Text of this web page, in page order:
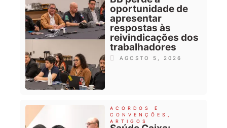
oportunidade de
apresentar
respostas às
reivindicações dos
trabalhadores
AGOSTO 5, 2026
ACORDOS E
CONVENÇÕES
ARTIGOS